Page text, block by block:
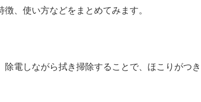
、使い方などをまとめてみます。
電しながら拭き掃除することで、ほこりがつき